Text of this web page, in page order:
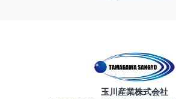
玉川産業株式会社